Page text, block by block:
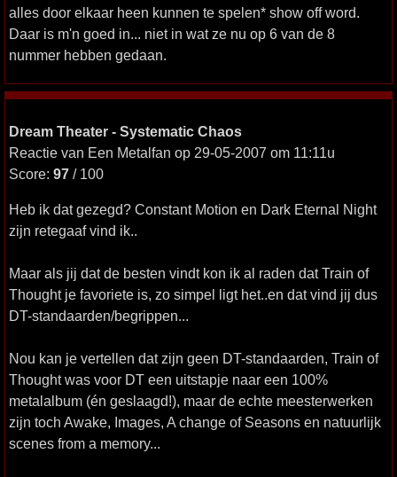
alles door elkaar heen kunnen te spelen* show off word.
Daar is m'n goed in... niet in wat ze nu op 6 van de 8
nummer hebben gedaan.
Dream Theater - Systematic Chaos
Reactie van Een Metalfan op 29-05-2007 om 11:11u
Score: 97 / 100
Heb ik dat gezegd? Constant Motion en Dark Eternal Night
zijn retegaaf vind ik..
Maar als jij dat de besten vindt kon ik al raden dat Train of
Thought je favoriete is, zo simpel ligt het..en dat vind jij dus
DT-standaarden/begrippen...
Nou kan je vertellen dat zijn geen DT-standaarden, Train of
Thought was voor DT een uitstapje naar een 100%
metalalbum (én geslaagd!), maar de echte meesterwerken
zijn toch Awake, Images, A change of Seasons en natuurlijk
scenes from a memory...